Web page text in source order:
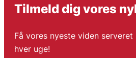
Tilmeld dig vores
Få vores nyeste viden
hver uge!